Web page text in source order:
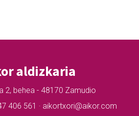
aldizkaria
2, behea - 48170 Zamudio
406 561 · aikortxori@aikor.com